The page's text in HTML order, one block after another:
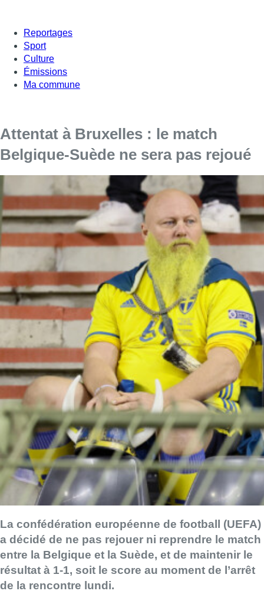
Reportages
Sport
Culture
Émissions
Ma commune
Attentat à Bruxelles : le match
Belgique-Suède ne sera pas rejoué
La confédération européenne de football (UEFA)
a décidé de ne pas rejouer ni reprendre le match
entre la Belgique et la Suède, et de maintenir le
résultat à 1-1, soit le score au moment de l’arrêt
de la rencontre lundi.